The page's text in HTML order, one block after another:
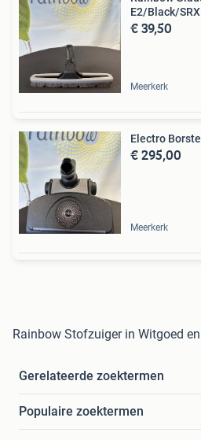
E2/Black/
€ 39,50
Meerkerk
Electro
€ 295,00
Meerkerk
Rainbow Stofzuiger in Witgoed
Gerelateerde zoektermen
Populaire zoektermen